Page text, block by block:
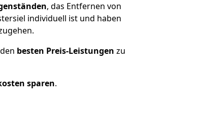
, das Entfernen von
individuell ist und haben
besten Preis-Leistungen zu
sparen.